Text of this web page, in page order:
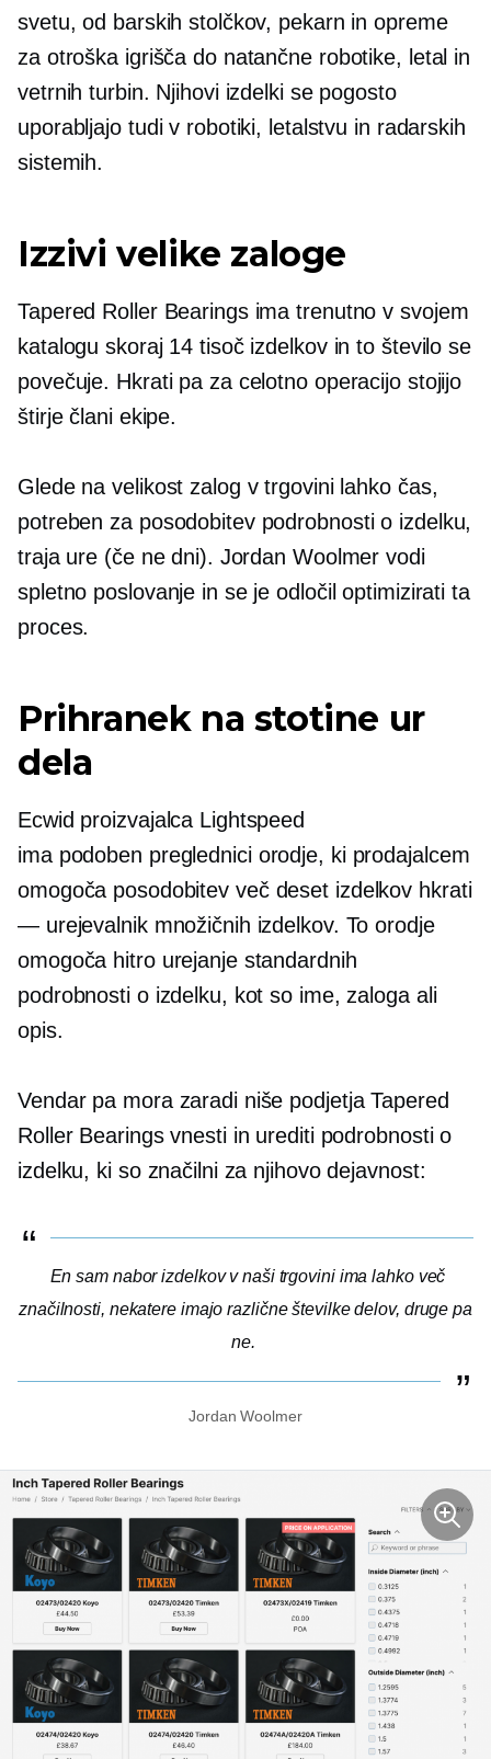
svetu, od barskih stolčkov, pekarn in opreme
za otroška igrišča do natančne robotike, letal in
vetrnih turbin. Njihovi izdelki se pogosto
uporabljajo tudi v robotiki, letalstvu in radarskih
sistemih.
Izzivi velike zaloge
Tapered Roller Bearings ima trenutno v svojem
katalogu skoraj 14 tisoč izdelkov in to število se
povečuje. Hkrati pa za celotno operacijo stojijo
štirje člani ekipe.
Glede na velikost zalog v trgovini lahko čas,
potreben za posodobitev podrobnosti o izdelku,
traja ure (če ne dni). Jordan Woolmer vodi
spletno poslovanje in se je odločil optimizirati ta
proces.
Prihranek na stotine ur
dela
Ecwid proizvajalca Lightspeed
ima podoben pregledniciorodje, ki prodajalcem
omogoča posodobitev več deset izdelkov hkrati
— urejevalnik množičnih izdelkov. To orodje
omogoča hitro urejanje standardnih
podrobnosti o izdelku, kot so ime, zaloga ali
opis.
Vendar pa mora zaradi niše podjetja Tapered
Roller Bearings vnesti in urediti podrobnosti o
izdelku, ki so značilni za njihovo dejavnost:
En sam nabor izdelkov v naši trgovini ima lahko več
značilnosti, nekatere imajo različne številke delov, druge pa
ne.
Jordan Woolmer